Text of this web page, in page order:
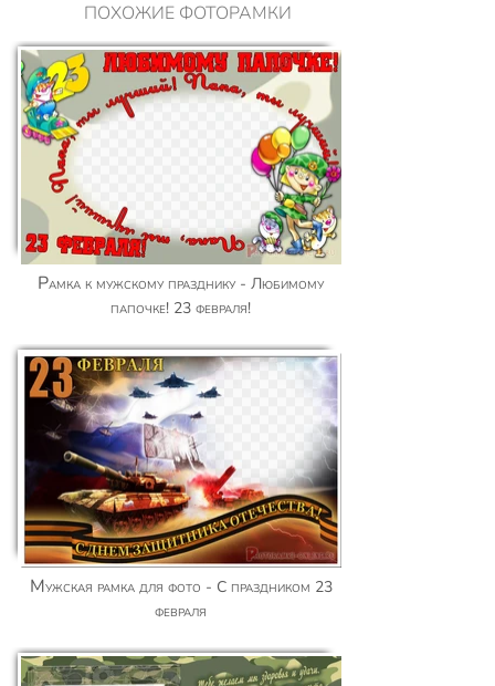
ПОХОЖИЕ ФОТОРАМКИ
Рамка к мужскому празднику - Любимому
папочке! 23 февраля!
Мужская рамка для фото - С праздником 23
февраля